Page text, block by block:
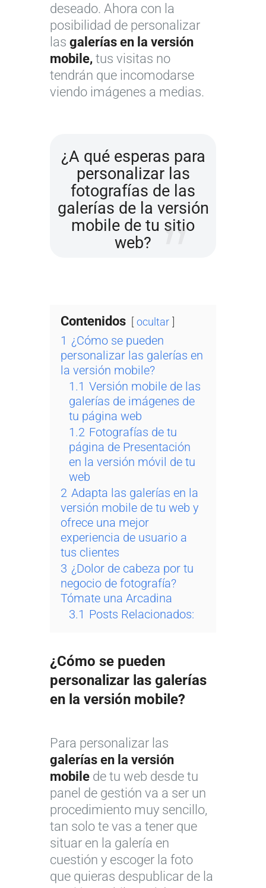
deseado. Ahora con la
posibilidad de personalizar
las galerías en la versión
mobile, tus visitas no
tendrán que incomodarse
viendo imágenes a medias.
¿A qué esperas para
personalizar las
fotografías de las
galerías de la versión
mobile de tu sitio
web?
Contenidos ocultar
1 ¿Cómo se pueden
personalizar las galerías en
la versión mobile?
1.1 Versión mobile de las
galerías de imágenes de
tu página web
1.2 Fotografías de tu
página de Presentación
en la versión móvil de tu
web
2 Adapta las galerías en la
versión mobile de tu web y
ofrece una mejor
experiencia de usuario a
tus clientes
3 ¿Dolor de cabeza por tu
negocio de fotografía?
Tómate una Arcadina
3.1 Posts Relacionados:
¿Cómo se pueden
personalizar las galerías
en la versión mobile?
Para personalizar las
galerías en la versión
mobile de tu web desde tu
panel de gestión va a ser un
procedimiento muy sencillo,
tan solo te vas a tener que
situar en la galería en
cuestión y escoger la foto
que quieras despublicar de la